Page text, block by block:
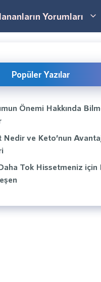
Yorumları
Popüler Yazılar
Önemi Hakkında
ve Keto’nun
Tok Hissetmeniz için